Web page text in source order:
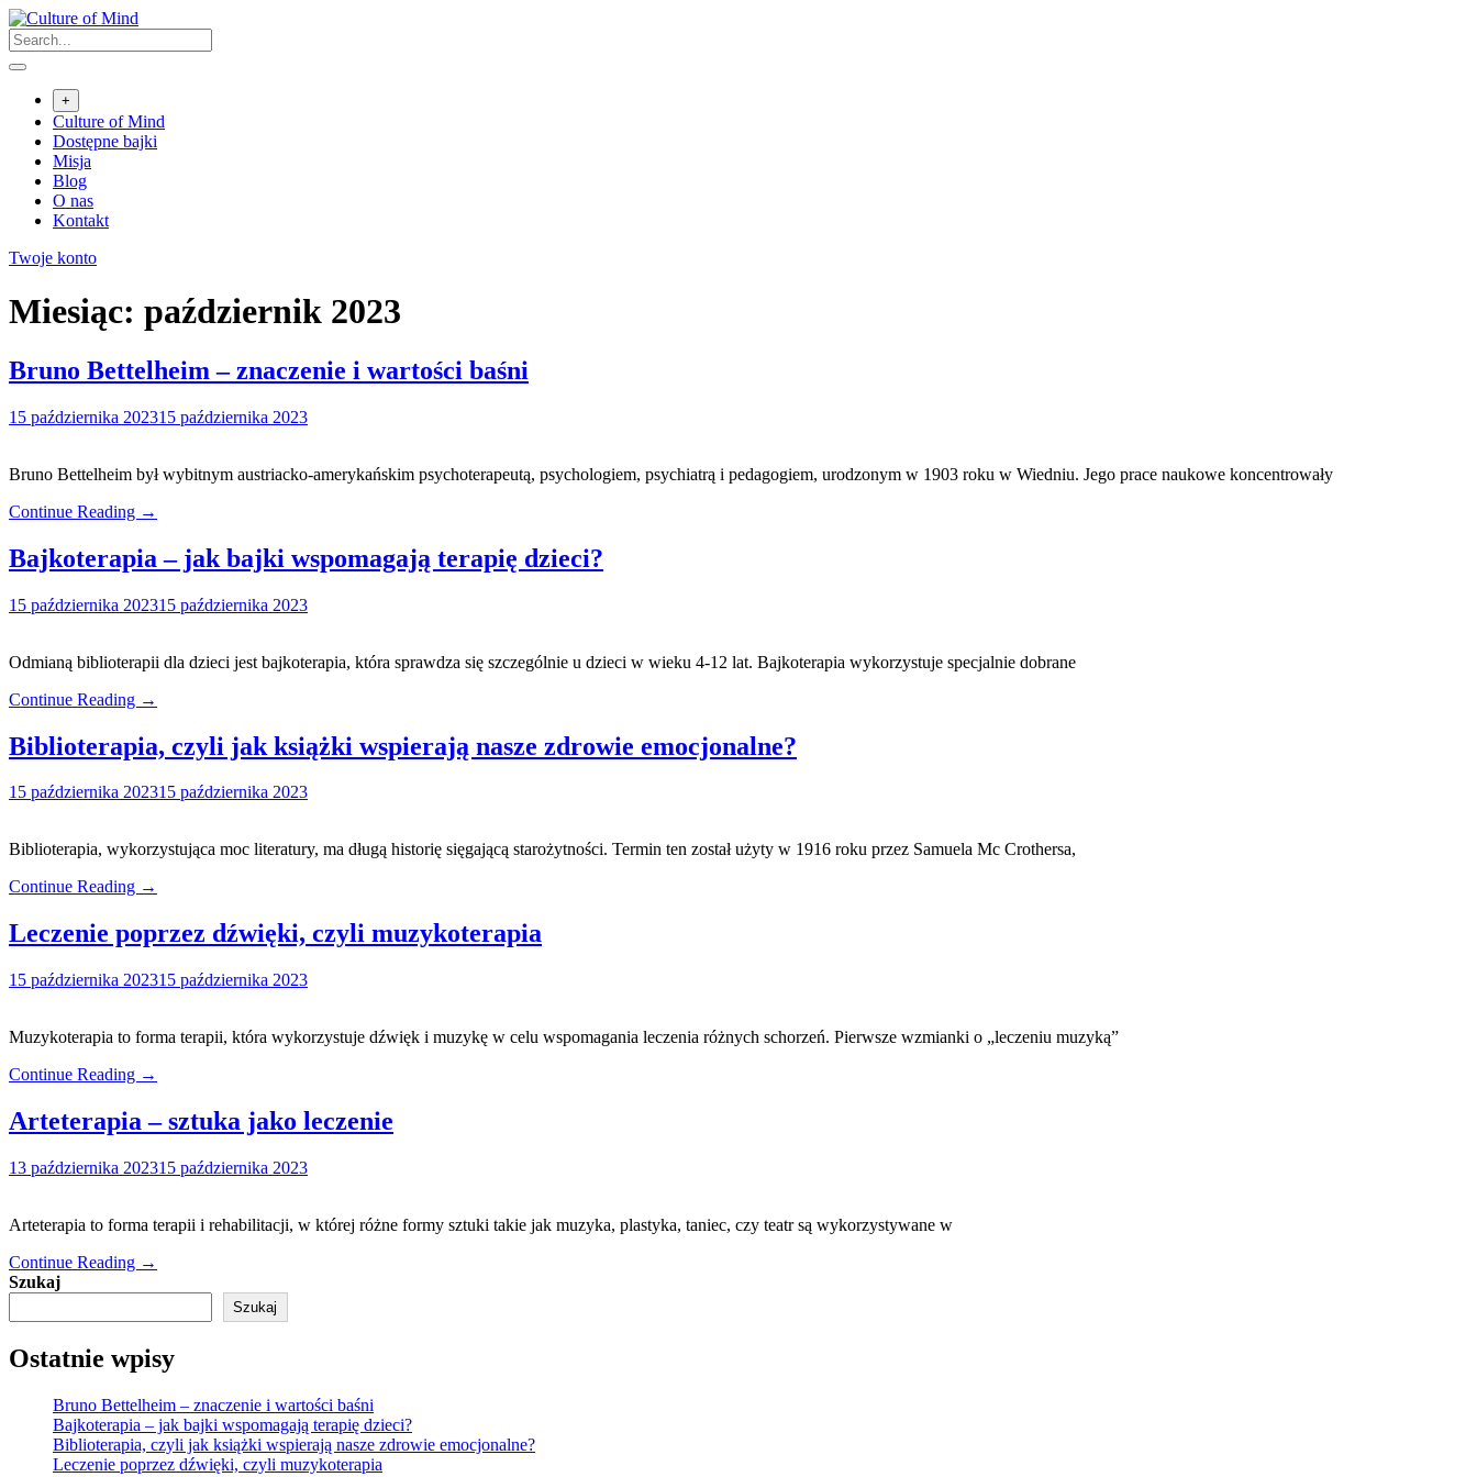
Skip
to
content
+
Culture of Mind
Dostępne bajki
Misja
Blog
O nas
Kontakt
Twoje konto
Miesiąc: październik 2023
Bruno Bettelheim – znaczenie i wartości baśni
15 października 202315 października 2023
Bruno Bettelheim był wybitnym austriacko-amerykańskim psychoterapeutą, psychologiem, psychiatrą i pedagogiem, urodzonym w 1903 roku w Wiedniu. Jego prace naukowe koncentrowały
Continue Reading →
Bajkoterapia – jak bajki wspomagają terapię dzieci?
15 października 202315 października 2023
Odmianą biblioterapii dla dzieci jest bajkoterapia, która sprawdza się szczególnie u dzieci w wieku 4-12 lat. Bajkoterapia wykorzystuje specjalnie dobrane
Continue Reading →
Biblioterapia, czyli jak książki wspierają nasze zdrowie emocjonalne?
15 października 202315 października 2023
Biblioterapia, wykorzystująca moc literatury, ma długą historię sięgającą starożytności. Termin ten został użyty w 1916 roku przez Samuela Mc Crothersa,
Continue Reading →
Leczenie poprzez dźwięki, czyli muzykoterapia
15 października 202315 października 2023
Muzykoterapia to forma terapii, która wykorzystuje dźwięk i muzykę w celu wspomagania leczenia różnych schorzeń. Pierwsze wzmianki o „leczeniu muzyką”
Continue Reading →
Arteterapia – sztuka jako leczenie
13 października 202315 października 2023
Arteterapia to forma terapii i rehabilitacji, w której różne formy sztuki takie jak muzyka, plastyka, taniec, czy teatr są wykorzystywane w
Continue Reading →
Szukaj
Szukaj
Ostatnie wpisy
Bruno Bettelheim – znaczenie i wartości baśni
Bajkoterapia – jak bajki wspomagają terapię dzieci?
Biblioterapia, czyli jak książki wspierają nasze zdrowie emocjonalne?
Leczenie poprzez dźwięki, czyli muzykoterapia